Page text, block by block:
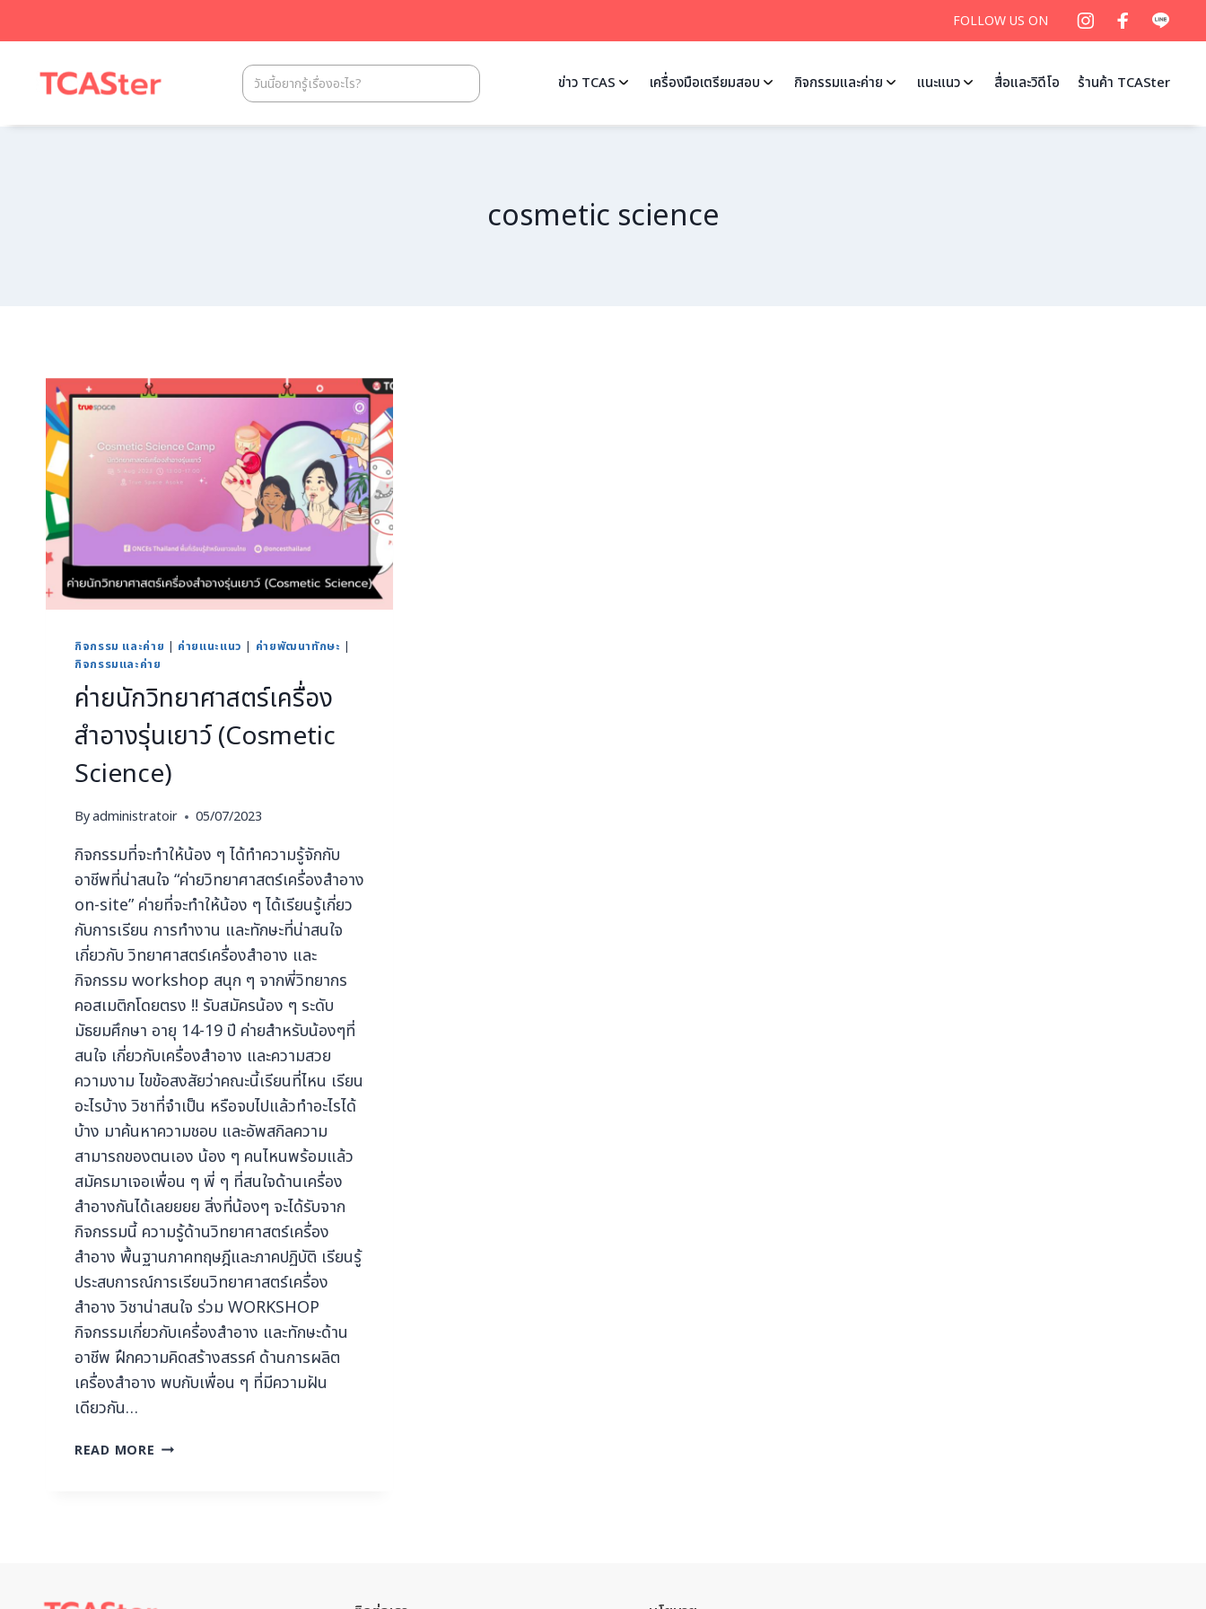
FOLLOW US ON
ข่าว TCAS เครื่องมือเตรียมสอบ กิจกรรมและค่าย แนะแนว สื่อและวิดีโอ ร้านค้า TCASter
cosmetic science
กิจกรรม และค่าย ค่ายแนะแนว ค่ายพัฒนาทักษะ
กิจกรรมและค่าย
ค่ายนักวิทยาศาสตร์เครื่อง
สำอางรุ่นเยาว์ (Cosmetic
Science)
Byadministratoir 05/07/2023
กิจกรรมที่จะทำให้น้อง ๆ ได้ทำความรู้จักกับ
อาชีพที่น่าสนใจ “ค่ายวิทยาศาสตร์เครื่องสำอาง
on-site” ค่ายที่จะทำให้น้อง ๆ ได้เรียนรู้เกี่ยว
กับการเรียน การทำงาน และทักษะที่น่าสนใจ
เกี่ยวกับ วิทยาศาสตร์เครื่องสำอาง และ
กิจกรรม workshop สนุก ๆ จากพี่วิทยากร
คอสเมติกโดยตรง !! รับสมัครน้อง ๆ ระดับ
มัธยมศึกษา อายุ 14-19 ปี ค่ายสำหรับน้องๆที่
สนใจ เกี่ยวกับเครื่องสำอาง และความสวย
ความงาม ไขข้อสงสัยว่าคณะนี้เรียนที่ไหน เรียน
อะไรบ้าง วิชาที่จำเป็น หรือจบไปแล้วทำอะไรได้
บ้าง มาค้นหาความชอบ และอัพสกิลความ
สามารถของตนเอง น้อง ๆ คนไหนพร้อมแล้ว
สมัครมาเจอเพื่อน ๆ พี่ ๆ ที่สนใจด้านเครื่อง
สำอางกันได้เลยยยย สิ่งที่น้องๆ จะได้รับจาก
กิจกรรมนี้ ความรู้ด้านวิทยาศาสตร์เครื่อง
สำอาง พื้นฐานภาคทฤษฎีและภาคปฏิบัติ เรียนรู้
ประสบการณ์การเรียนวิทยาศาสตร์เครื่อง
สำอาง วิชาน่าสนใจ ร่วม WORKSHOP
กิจกรรมเกี่ยวกับเครื่องสำอาง และทักษะด้าน
อาชีพ ฝึกความคิดสร้างสรรค์ ด้านการผลิต
เครื่องสำอาง พบกับเพื่อน ๆ ที่มีความฝัน
เดียวกัน…
READ MORE